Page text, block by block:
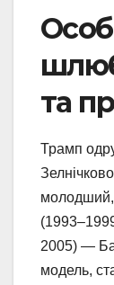
та
Трамп
молодший,
2005) —
модель,